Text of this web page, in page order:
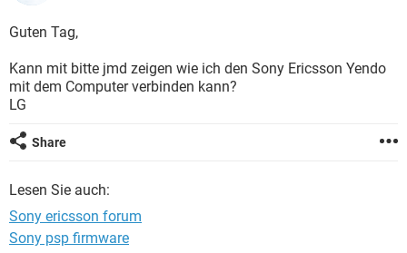
FACEBOOK
WHATSAPP
ANDROID
WINDOWS 10
WHATSAPP TIKTOK
FACEBOOK
SPIELE
WINDOWS 10 INSTAGRAM
FACEBOOK
Guten Tag,
Kann mit bitte jmd zeigen wie ich den Sony Ericsson Yendo
mit dem Computer verbinden kann?
LG
Share
Lesen Sie auch:
Sony ericsson forum
Sony psp firmware